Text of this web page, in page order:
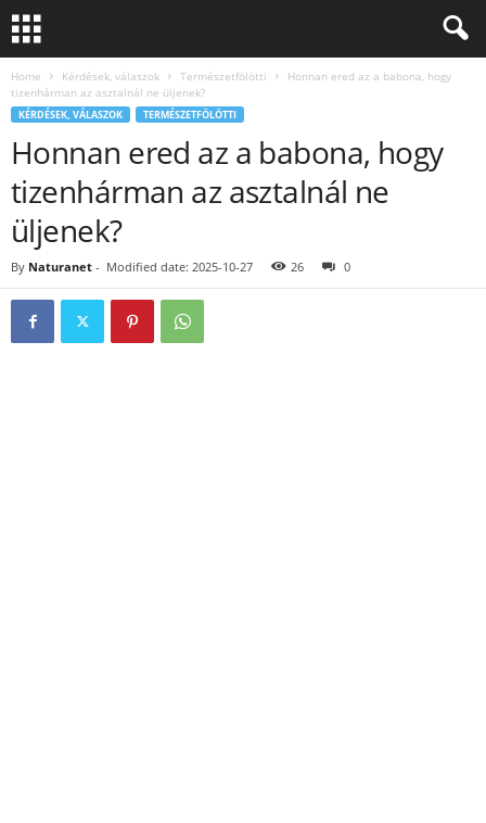
Home Kérdések, válaszok Természetfölötti
Honnan ered az a babona, hogy
tizenhárman az asztalnál ne üljenek?
KÉRDÉSEK, VÁLASZOK TERMÉSZETFÖLÖTTI
Honnan ered az a babona, hogy
tizenhárman az asztalnál ne
üljenek?
By Naturanet - Modified date: 2025-10-27 26 0